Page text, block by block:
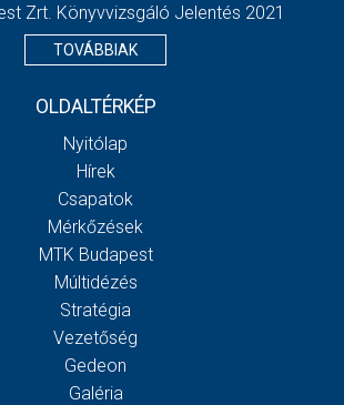
Zrt. Könyvvizsgáló Jelentés 2021
TOVÁBBIAK
OLDALTÉRKÉP
Nyitólap
Hírek
Csapatok
Mérkőzések
MTK Budapest
Múltidézés
Stratégia
Vezetőség
Gedeon
Galéria